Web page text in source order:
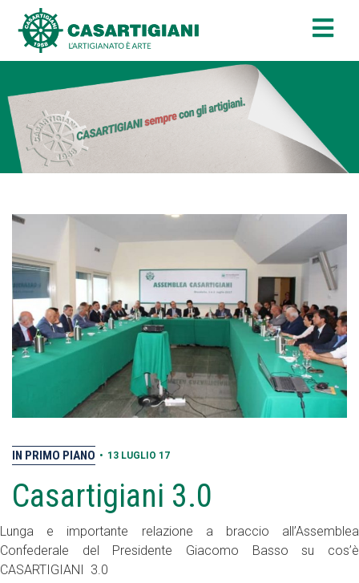
IN PRIMO PIANO • 13 LUGLIO 17
Casartigiani 3.0
Lunga e importante relazione a braccio all’Assemblea
Confederale del Presidente Giacomo Basso su cos’è
CASARTIGIANI 3.0